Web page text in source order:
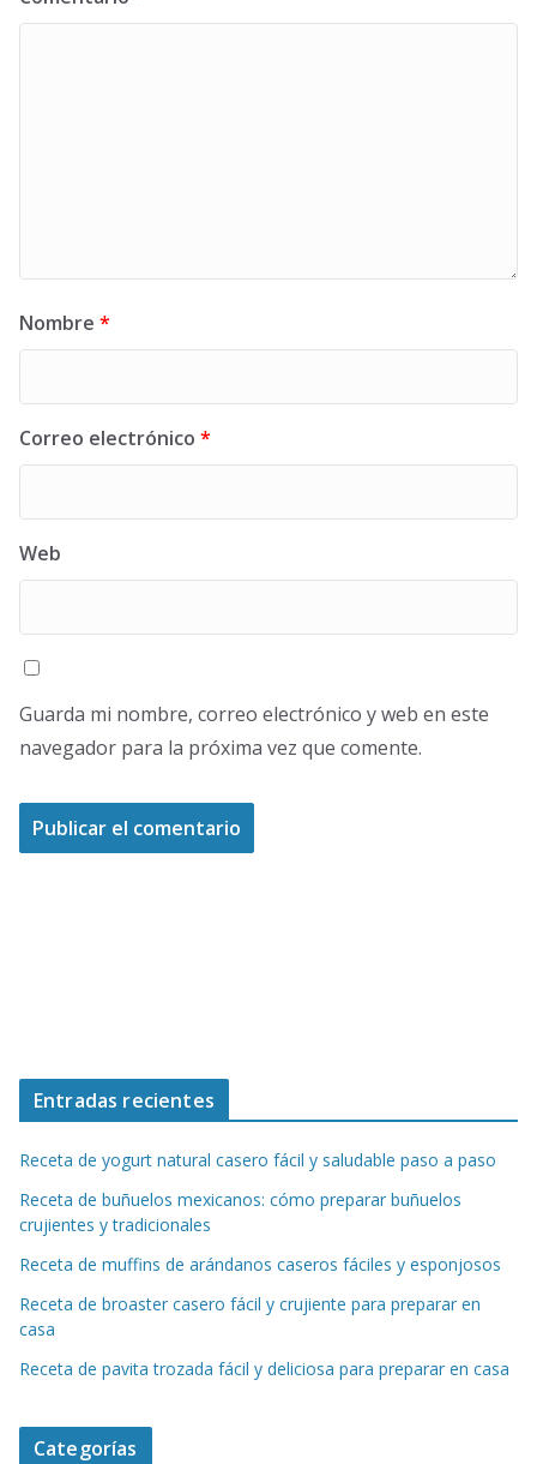
Nombre *
Correo electrónico *
Web
Guarda mi nombre, correo electrónico y web en este
navegador para la próxima vez que comente.
Entradas recientes
Receta de yogurt natural casero fácil y saludable paso a paso
Receta de buñuelos mexicanos: cómo preparar buñuelos
crujientes y tradicionales
Receta de muffins de arándanos caseros fáciles y esponjosos
Receta de broaster casero fácil y crujiente para preparar en
casa
Receta de pavita trozada fácil y deliciosa para preparar en casa
Categorías